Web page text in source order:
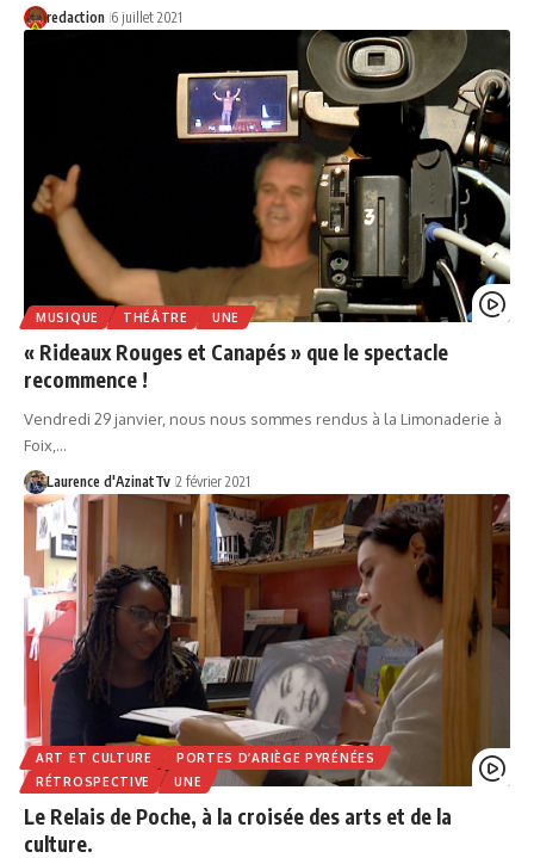
redaction 6 juillet 2021
MUSIQUE THÉÂTRE UNE
« Rideaux Rouges et Canapés » que le spectacle
recommence !
Vendredi 29 janvier, nous nous sommes rendus à la Limonaderie à
Foix,…
Laurence d'AzinatTv 2 février 2021
ART ET CULTURE
PORTES D’ARIÈGE PYRÉNÉES
RÉTROSPECTIVE
UNE
Le Relais de Poche, à la croisée des arts et de la
culture.